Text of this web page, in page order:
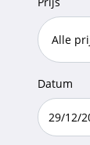
Datum